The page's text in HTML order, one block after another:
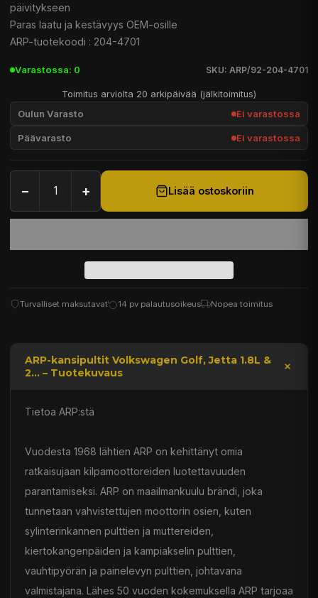
päivitykseen
Paras laatu ja kestävyys OEM-osille
ARP-tuotekoodi : 204-4701
Varastossa: 0 SKU: ARP/92-204-4701
Toimitus arviolta 20 arkipäivää (jälkitoimitus)
Oulun Varasto Ei varastossa
Päävarasto Ei varastossa
− + Lisää ostoskoriin
Turvalliset maksutavat 14 pv palautusoikeus Nopea toimitus
ARP-kansipultit Volkswagen Golf, Jetta 1.8L &
2... – Tuotekuvaus
Tietoa ARP:stä
Vuodesta 1968 lähtien ARP on kehittänyt omia
ratkaisujaan kilpamoottoreiden luotettavuuden
parantamiseksi. ARP on maailmankuulu brändi, joka
tunnetaan vahvistettujen moottorin osien, kuten
sylinterinkannen pulttien ja muttereiden,
kiertokangenpäiden ja kampiakselin pulttien,
vauhtipyörän ja painelevyn pulttien, johtavana
valmistajana. Lähes 50 vuoden kokemuksella ARP tarjoaa